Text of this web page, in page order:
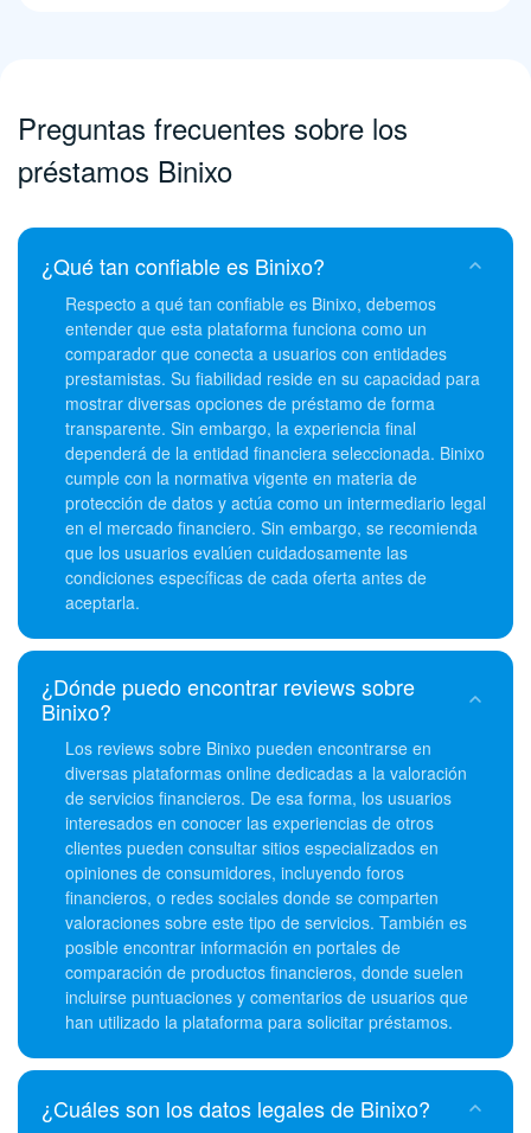
Preguntas frecuentes sobre los
préstamos Binixo
¿Qué tan confiable es Binixo?
Respecto a qué tan confiable es Binixo, debemos
entender que esta plataforma funciona como un
comparador que conecta a usuarios con entidades
prestamistas. Su fiabilidad reside en su capacidad para
mostrar diversas opciones de préstamo de forma
transparente. Sin embargo, la experiencia final
dependerá de la entidad financiera seleccionada. Binixo
cumple con la normativa vigente en materia de
protección de datos y actúa como un intermediario legal
en el mercado financiero. Sin embargo, se recomienda
que los usuarios evalúen cuidadosamente las
condiciones específicas de cada oferta antes de
aceptarla.
¿Dónde puedo encontrar reviews sobre
Binixo?
Los reviews sobre Binixo pueden encontrarse en
diversas plataformas online dedicadas a la valoración
de servicios financieros. De esa forma, los usuarios
interesados en conocer las experiencias de otros
clientes pueden consultar sitios especializados en
opiniones de consumidores, incluyendo foros
financieros, o redes sociales donde se comparten
valoraciones sobre este tipo de servicios. También es
posible encontrar información en portales de
comparación de productos financieros, donde suelen
incluirse puntuaciones y comentarios de usuarios que
han utilizado la plataforma para solicitar préstamos.
¿Cuáles son los datos legales de Binixo?